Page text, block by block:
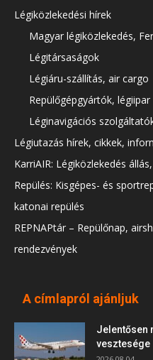
Légiközlekedési hírek
Magyar légiközlekedés,
Légitársaságok
Légiáru-szállítás, air cargo
Repülőgépgyártók, légiipar
Léginavigációs
Légiutazás hírek, cikkek,
KarriAIR: Légiközlekedés
Repülés: Kisgépes- és
katonai repülés
REPNAPtár – Repülőnap,
rendezvények
A címlapról ajánljuk
Jelentősen
vesztesége